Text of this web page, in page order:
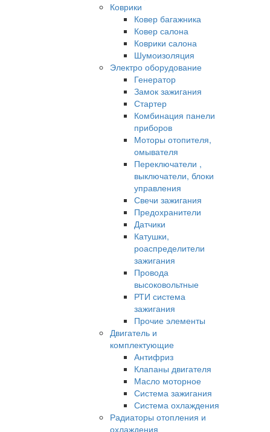
Коврики
Ковер багажника
Ковер салона
Коврики салона
Шумоизоляция
Электро оборудование
Генератор
Замок зажигания
Стартер
Комбинация панели
приборов
Моторы отопителя,
омывателя
Переключатели ,
выключатели, блоки
управления
Свечи зажигания
Предохранители
Датчики
Катушки,
роаспределители
зажигания
Провода
высоковольтные
РТИ система
зажигания
Прочие элементы
Двигатель и
комплектующие
Антифриз
Клапаны двигателя
Масло моторное
Система зажигания
Система охлаждения
Радиаторы отопления и
охлаждения